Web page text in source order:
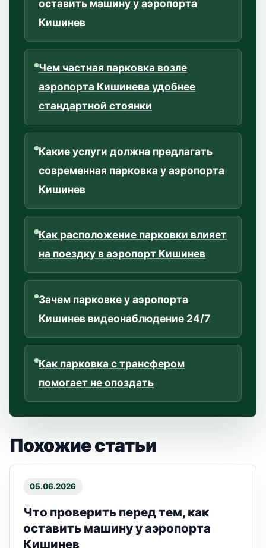
оставить машину у аэропорта
Кишинев
Чем частная парковка возле
аэропорта Кишинева удобнее
стандартной стоянки
Какие услуги должна предлагать
современная парковка у аэропорта
Кишинев
Как расположение парковки влияет
на поездку в аэропорт Кишинев
Зачем парковке у аэропорта
Кишинев видеонаблюдение 24/7
Как парковка с трансфером
помогает не опоздать
Похожие статьи
05.06.2026
Что проверить перед тем, как
оставить машину у аэропорта
Кишинев